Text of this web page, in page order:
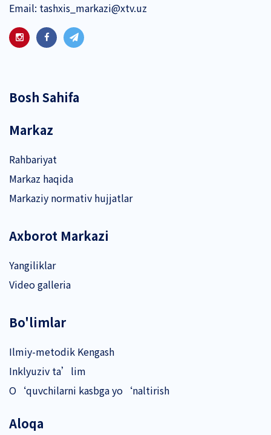
Email: tashxis_markazi@xtv.uz
Bosh Sahifa
Markaz
Rahbariyat
Markaz haqida
Markaziy normativ hujjatlar
Axborot Markazi
Yangiliklar
Video galleria
Bo'limlar
Ilmiy-metodik Kengash
Inklyuziv ta’lim
O‘quvchilarni kasbga yo‘naltirish
Aloqa